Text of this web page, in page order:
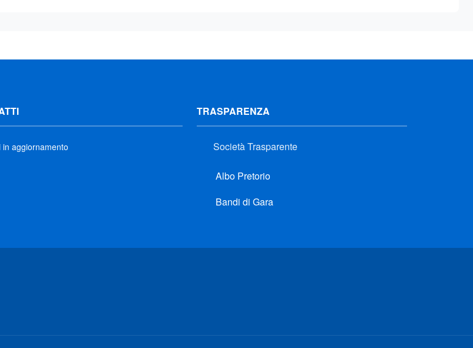
in aggiornamento
TRASPARENZA
Società Trasparente
Albo Pretorio
Bandi di Gara